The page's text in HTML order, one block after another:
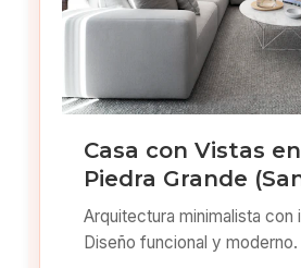
Casa con Vistas
Piedra Grande
Arquitectura minimalista con
Diseño funcional y moderno.